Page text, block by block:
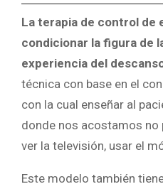
La terapia de control de
condicionar la figura de
experiencia del
técnica con base en el
con la cual enseñar al
donde nos acostamos no
ver la televisión, usar el
Este modelo también